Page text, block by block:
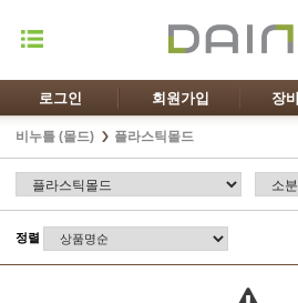
로그인 회원가입 장
비누틀 (몰드) 플라스틱몰드
정렬